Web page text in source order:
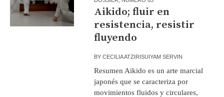
Aikido; fluir en
resistencia, resistir
fluyendo
BYCECILIA ATZIRISUIYAM SERVIN
Resumen Aikido es un arte marcial
japonés que se caracteriza por
movimientos fluidos y circulares,